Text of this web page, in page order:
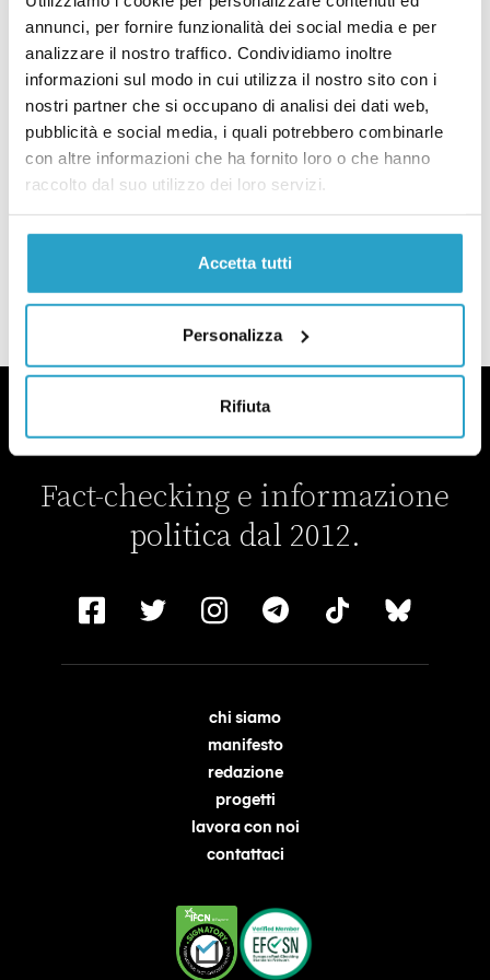
annunci, per fornire funzionalità dei social media e per
analizzare il nostro traffico. Condividiamo inoltre
informazioni sul modo in cui utilizza il nostro sito con i
nostri partner che si occupano di analisi dei dati web,
pubblicità e social media, i quali potrebbero combinarle
con altre informazioni che ha fornito loro o che hanno
raccolto dal suo utilizzo dei loro servizi.
Accetta tutti
Personalizza
Rifiuta
Di Stefano e Di Maio ripetono da mesi lo stesso errore su export e Pil
FACT-CHECKING
Tutti i migliori “Pinocchi” del 2019
diREDAZIONE
Tutti i migliori “Pinocchi” del 2019
CONTE I
Tutti i “Pinocchi” del governo del
cambiamento
Fact-checking e informazione
politica dal 2012.
chi siamo
manifesto
redazione
progetti
lavora con noi
contattaci